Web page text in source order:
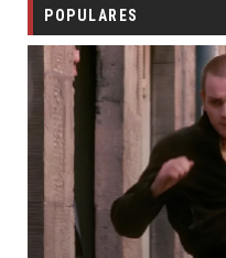
POPULARES